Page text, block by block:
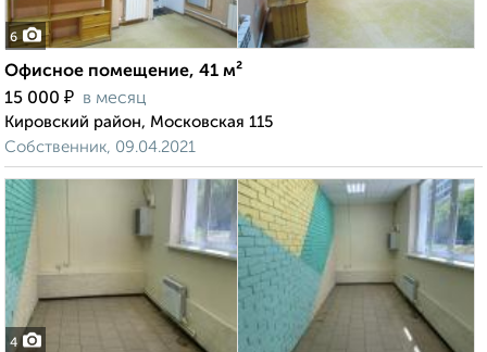
6
Офисное помещение, 41 м²
15 000 ₽ в месяц
Кировский район, Московская 115
Собственник, 09.04.2021
4